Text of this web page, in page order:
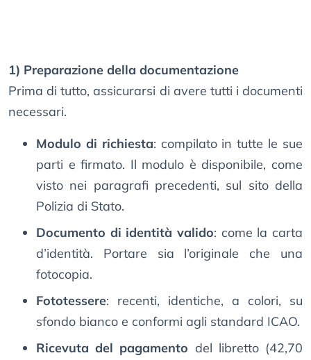
1) Preparazione della documentazione
Prima di tutto, assicurarsi di avere tutti i documenti
necessari.
Modulo di richiesta: compilato in tutte le sue
parti e firmato. Il modulo è disponibile, come
visto nei paragrafi precedenti, sul sito della
Polizia di Stato.
Documento di identità valido: come la carta
d’identità. Portare sia l’originale che una
fotocopia.
Fototessere: recenti, identiche, a colori, su
sfondo bianco e conformi agli standard ICAO.
Ricevuta del pagamento del libretto (42,70